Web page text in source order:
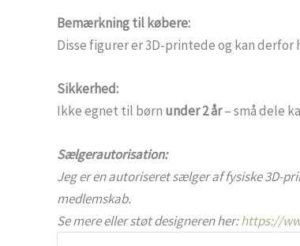
Bemærkning til købere:
Disse figurer er 3D-printede og kan derfor
Sikkerhed:
Ikke egnet til børn under 2 år– små dele
Sælgerautorisation:
Jeg er en autoriseret sælger af fysiske 3D-
medlemskab.
Se mere eller støt designeren her:https://